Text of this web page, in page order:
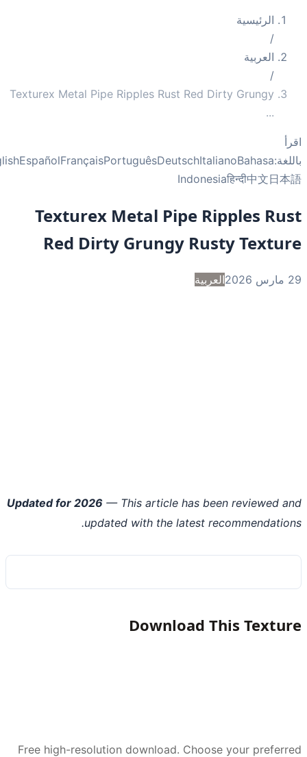
الرئيسية
العربية
Texturex Metal Pipe Ripples Rust Red Dirty Grungy
EnglishEspañolFrançaisPortuguêsDeutschItalianoBahasa
Indonesiaहिन्दी中文日
Texturex Metal Pipe Ripples
Red Dirty Grungy Rusty
العربية
Updated for 2026 — This article has been reviewed
updated with the latest
Download This
Free high-resolution download. Choose your